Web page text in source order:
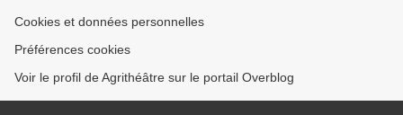
Cookies et données personnelles
Préférences cookies
Voir le profil de Agrithéâtre sur le portail Overblog